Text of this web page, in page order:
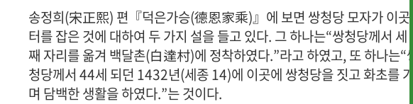
송정희(宋正熙) 편『덕은가승(德恩家乘)』에 보면 쌍청당 모자가 이
터를 잡은 것에 대하여 두 가지 설을 들고 있다. 그 하나는“쌍청당께서 세
째 자리를 옮겨 백달촌(白達村)에 정착하였다.”라고 하였고, 또 하나는“
청당께서 44세 되던 1432년(세종 14)에 이곳에 쌍청당을 짓고 화초를
며 담백한 생활을 하였다.”는 것이다.